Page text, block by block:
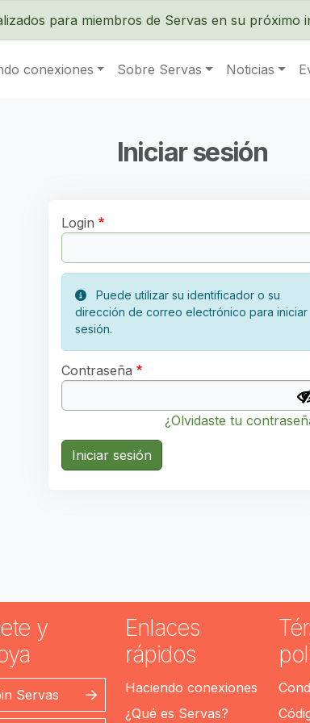
Pasar al contenido
para miembros de Servas en su
conexiones Sobre Servas Noticias
Iniciar sesión
Login
Puede utilizar su identificador o su
dirección de correo electrónico para iniciar
sesión.
Contraseña
¿Olvidaste tu
Iniciar sesión
y
Servas
Enlaces
rápidos
Haciendo conexiones
¿Qué es Servas?